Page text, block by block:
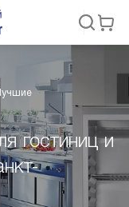
гостиниц и